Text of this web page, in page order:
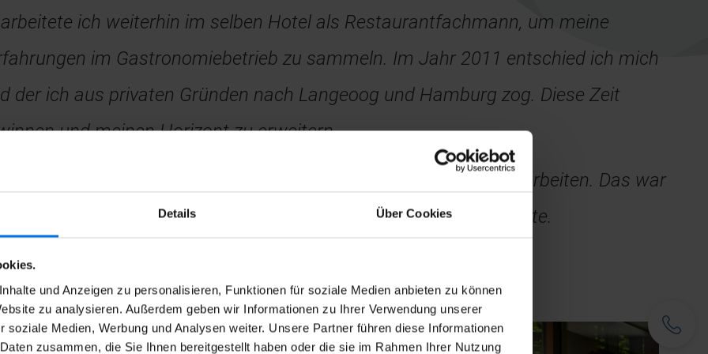
Details Über Cookies
und Anzeigen zu personalisieren, Funktionen für soziale Medien anbieten zu können
zu analysieren. Außerdem geben wir Informationen zu Ihrer Verwendung unserer
soziale Medien, Werbung und Analysen weiter. Unsere Partner führen diese Informationen
zusammen, die Sie Ihnen bereitgestellt haben oder die sie im Rahmen Ihrer Nutzung
ich weiterhin im selben Hotel als Restaurantfachmann, um meine
im Gastronomiebetrieb zu sammeln. Im Jahr 2011 entschied ich mich
der ich aus privaten Gründen nach Langeoog und Hamburg zog. Diese Zeit
und meinen Horizont zu erweitern.
und begann in einem Restaurant eines guten Freundes zu arbeiten. Das war
in einem familiären Umfeld anwenden und erweitern konnte.
in die
Eine